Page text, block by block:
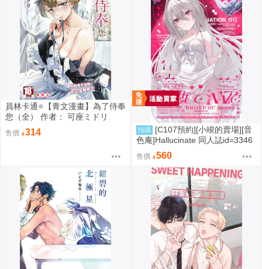
員林卡通⭐️【青文漫畫】為了侍奉
您（全） 作者： 可座ミドリ
售價 314 預購 [C107預約][小竣的賣場][音
色庵]Hallucinate 同人誌id=3346
298
售價 560